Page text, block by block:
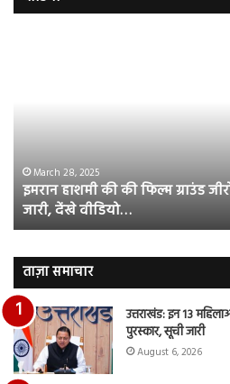
का
ऑफिशियल
टीजर
जारी,
वीडियो…
March 28, 2025
इमरान हाशमी की की फिल्म ग्राउंड
जारी, देंखे वीडियो…
ताज़ा समाचार
उत्तराखंड: इन 13
पुरस्कार, सूची जारी
August 6, 2026